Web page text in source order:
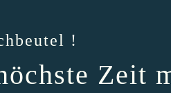
!
Zeit